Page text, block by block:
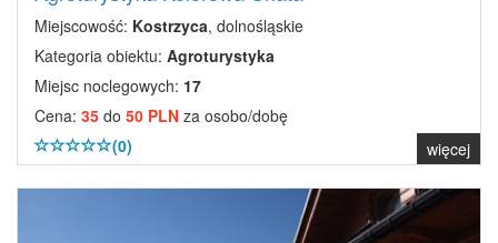
Miejscowość: Kostrzyca, dolnośląskie
Kategoria obiektu: Agroturystyka
Miejsc noclegowych: 17
Cena: 35 do 50 PLN za osobo/dobę
(0)
więcej